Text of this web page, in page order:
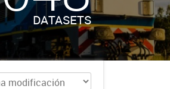
DATASETS